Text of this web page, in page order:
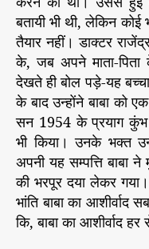
बतायी भी थी, लेकिन
तैयार नहीं। डाक्टर
के, जब अपने माता-
देखते ही बोल पड़े-यह बच्चा
के बाद उन्होंने बाबा को
सन 1954 के प्रयाग कुंभ
भी किया। उनके भक्त
अपनी यह सम्पत्ति बाबा
की भरपूर दया लेकर
भांति बाबा का आशीर्वाद
कि, बाबा का आशीर्वाद हर